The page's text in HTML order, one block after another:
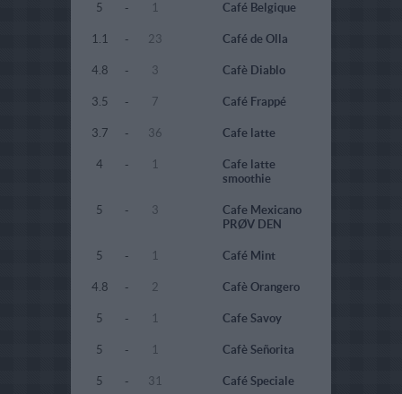
5 - 1 Café Belgique
1.1 - 23 Café de Olla
4.8 - 3 Cafè Diablo
3.5 - 7 Café Frappé
3.7 - 36 Cafe latte
4 - 1
Cafe latte
smoothie
5 - 3
Cafe Mexicano
PRØV DEN
5 - 1 Café Mint
4.8 - 2 Cafè Orangero
5 - 1 Cafe Savoy
5 - 1 Cafè Señorita
5 - 31 Café Speciale